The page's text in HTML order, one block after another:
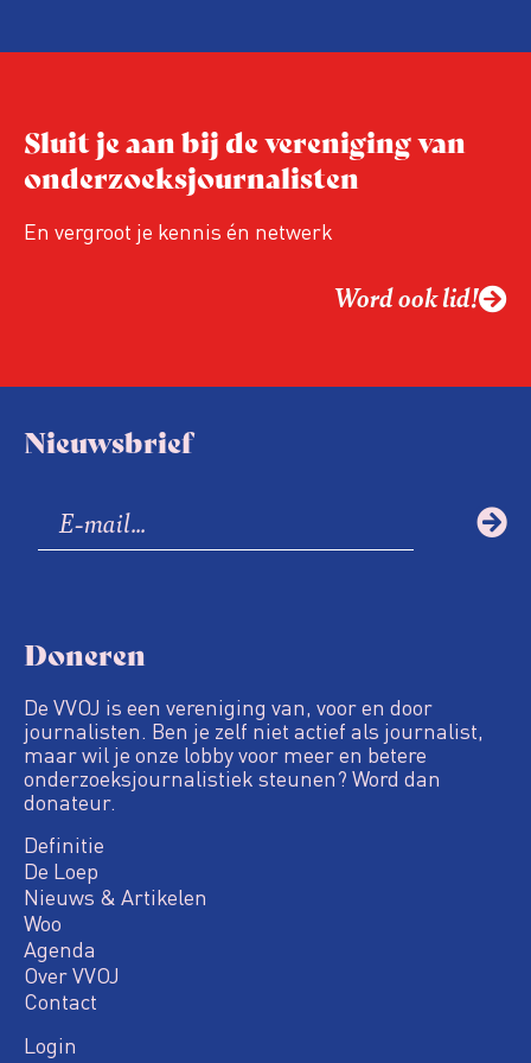
Sluit je aan bij de vereniging van
onderzoeksjournalisten
En vergroot je kennis én netwerk
Word ook lid!
Nieuwsbrief
Doneren
De VVOJ is een vereniging van, voor en door
journalisten. Ben je zelf niet actief als journalist,
maar wil je onze lobby voor meer en betere
onderzoeksjournalistiek steunen? Word dan
donateur.
Definitie
De Loep
Nieuws & Artikelen
Woo
Agenda
Over VVOJ
Contact
Login